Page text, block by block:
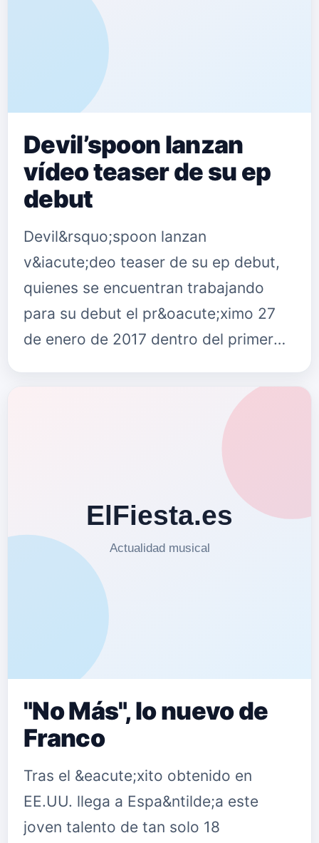
Devil’spoon lanzan
vídeo teaser de su ep
debut
Devil&rsquo;spoon lanzan
v&iacute;deo teaser de su ep debut,
quienes se encuentran trabajando
para su debut el pr&oacute;ximo 27
de enero de 2017 dentro del primer
OBSCURA en el OBSCURA METAL
"No Más", lo nuevo de
Franco
Tras el &eacute;xito obtenido en
EE.UU. llega a Espa&ntilde;a este
joven talento de tan solo 18